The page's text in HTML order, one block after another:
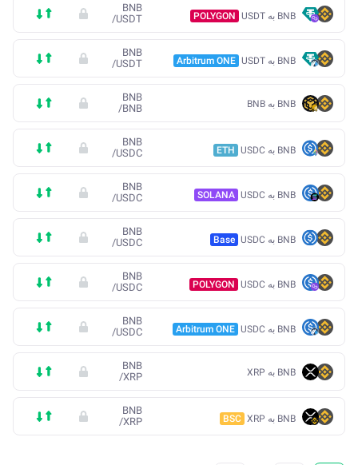
BNB به USDT POLYGON
BNB
/USDT
BNB به USDT Arbitrum ONE
BNB
/USDT
BNB به BNB
BNB
/BNB
BNB به USDC ETH
BNB
/USDC
BNB به USDC SOLANA
BNB
/USDC
BNB به USDC Base
BNB
/USDC
BNB به USDC POLYGON
BNB
/USDC
BNB به USDC Arbitrum ONE
BNB
/USDC
BNB به XRP
BNB
/XRP
BNB به XRP BSC
BNB
/XRP